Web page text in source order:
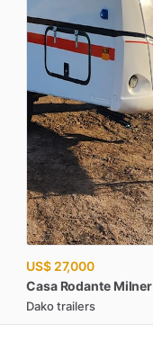
US$ 27,000
Casa Rodante Milner
Dako trailers